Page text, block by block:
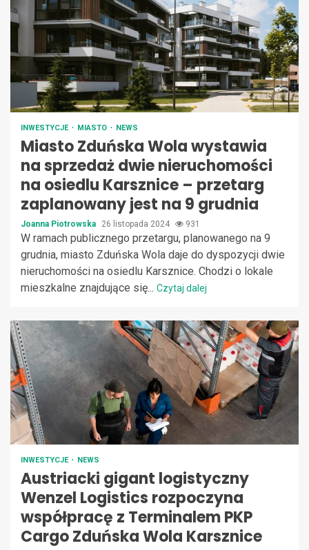
INWESTYCJE MIASTO NEWS
Miasto Zduńska Wola wystawia
na sprzedaż dwie nieruchomości
na osiedlu Karsznice – przetarg
zaplanowany jest na 9 grudnia
Joanna Piotrowska 26 listopada 2024 931
W ramach publicznego przetargu, planowanego na 9
grudnia, miasto Zduńska Wola daje do dyspozycji dwie
nieruchomości na osiedlu Karsznice. Chodzi o lokale
mieszkalne znajdujące się... Czytaj dalej
INWESTYCJE NEWS
Austriacki gigant logistyczny
Wenzel Logistics rozpoczyna
współpracę z Terminalem PKP
Cargo Zduńska Wola Karsznice